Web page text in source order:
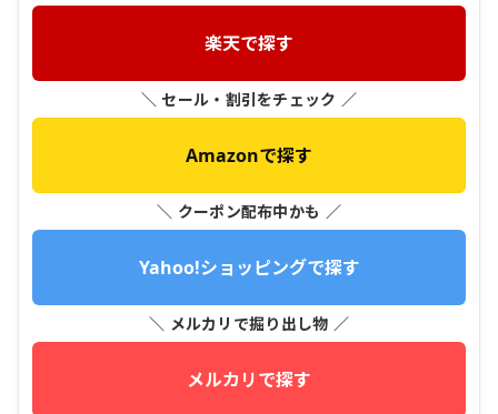
楽天で探す
＼ セール・割引をチェック ／
Amazonで探す
＼ クーポン配布中かも ／
Yahoo!ショッピングで探す
＼ メルカリで掘り出し物 ／
メルカリで探す